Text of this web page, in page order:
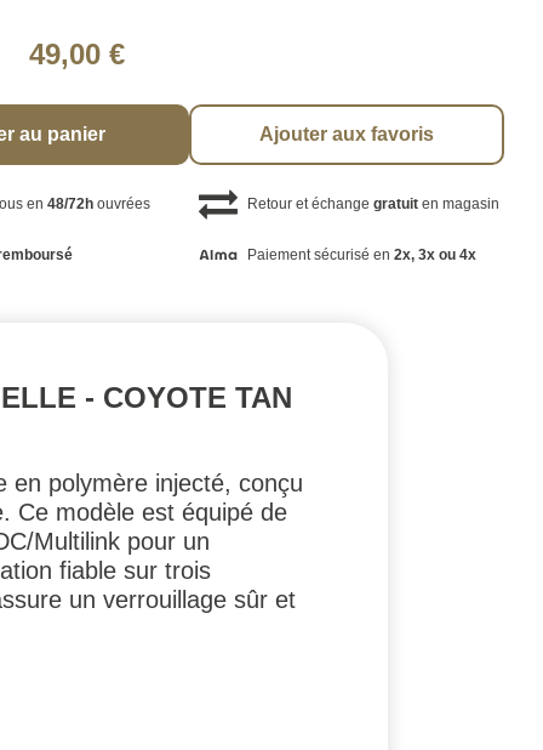
49,00 €
au panier Ajouter aux favoris
en48/72h ouvrées Retour et échange gratuiten magasin
Paiement sécurisé en 2x, 3x ou 4x
- COYOTE TAN
en polymère injecté, conçu
Ce modèle est équipé de
Multilink pour un
fiable sur trois
un verrouillage sûr et